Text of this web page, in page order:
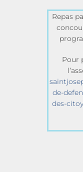
Repas
Pour
de-
des-